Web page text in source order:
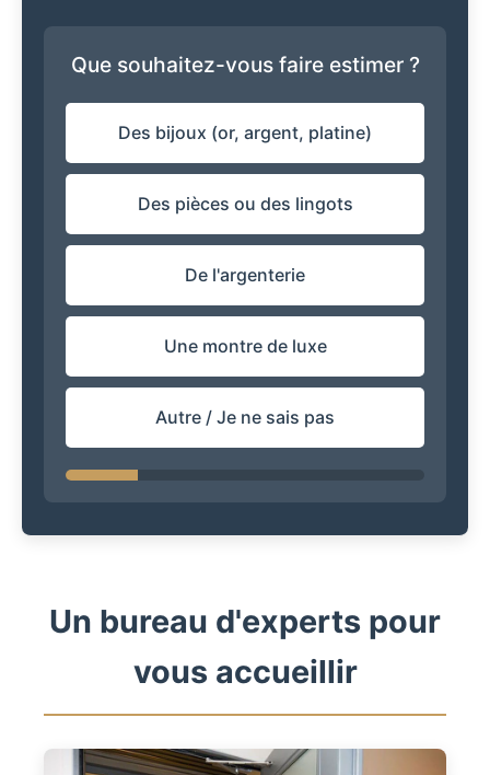
Que souhaitez-vous faire estimer ?
Des bijoux (or, argent, platine)
Des pièces ou des lingots
De l'argenterie
Une montre de luxe
Autre / Je ne sais pas
Un bureau d'experts pour
vous accueillir